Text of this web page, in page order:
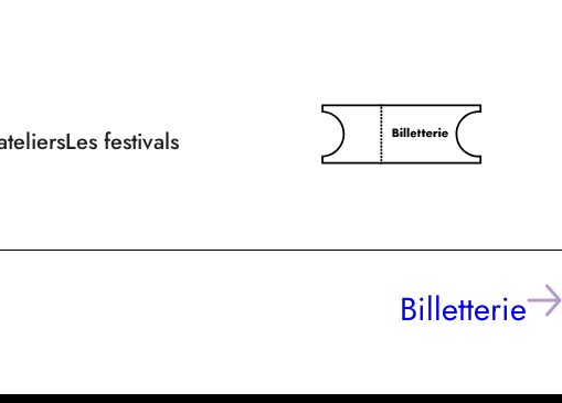
Les festivals
Billetterie